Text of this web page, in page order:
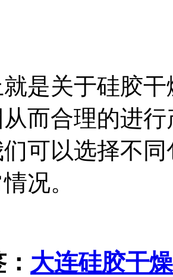
关于硅胶干
而合理的进
可以选择不
况。
大连硅胶干